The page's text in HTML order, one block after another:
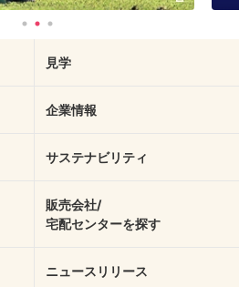
見学
企業情報
サステナビリティ
販売会社/
宅配センターを探す
ニュースリリース